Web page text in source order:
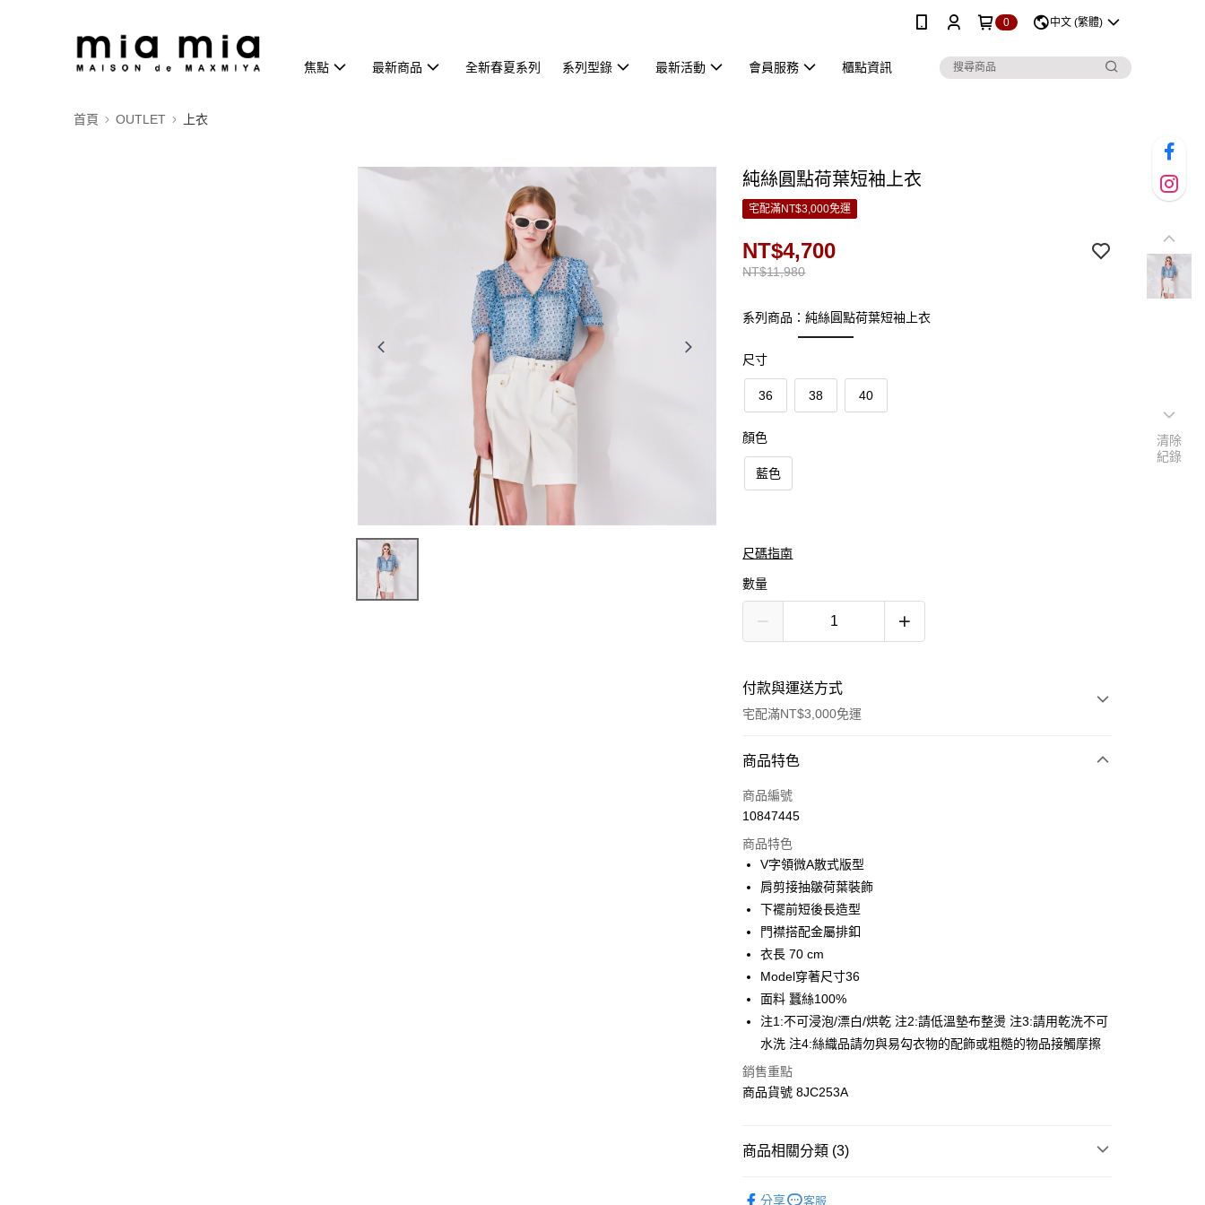
0 中文 (繁體)
焦點 最新商品 全新春夏系列 系列型錄 最新活動 會員服務 櫃點資訊
首頁 OUTLET 上衣
純絲圓點荷葉短袖上衣
宅配滿NT$3,000免運
NT$11,980
NT$4,700
系列商品：純絲圓點荷葉短袖上衣
尺寸
36 38 40
顏色
藍色
尺碼指南
數量
付款與運送方式
宅配滿NT$3,000免運
付款方式
信用卡一次付款
Apple Pay
街口支付
悠遊付
Google Pay
全盈+PAY
AFTEE先享後付
相關說明
【關於「AFTEE先享後付」】
AFTEE先享後付是「在收到商品之後才付款」的支付方式。 讓您購物簡單
便利好安心！
３．安心：先確認商品／服務後，再付款。
１．於結帳方式選擇「AFTEE先享後付」後，將跳轉至「AFTEE先享後
ATM付款
每筆NT$120，滿NT$3,000(含以上)免運費
商品特色
商品編號
10847445
商品特色
V字領微A散式版型
肩剪接抽皺荷葉裝飾
下襬前短後長造型
門襟搭配金屬排釦
衣長 70 cm
Model穿著尺寸36
面料 蠶絲100%
注1:不可浸泡/漂白/烘乾 注2:請低溫墊布整燙 注3:請用乾洗不可
水洗 注4:絲織品請勿與易勾衣物的配飾或粗糙的物品接觸摩擦
銷售重點
商品貨號 8JC253A
商品相關分類 (3)
分享
客服
清除
紀錄